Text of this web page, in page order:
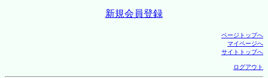
新規会員登録
ページトップへ
マイページへ
サイトトップへ
ログアウト